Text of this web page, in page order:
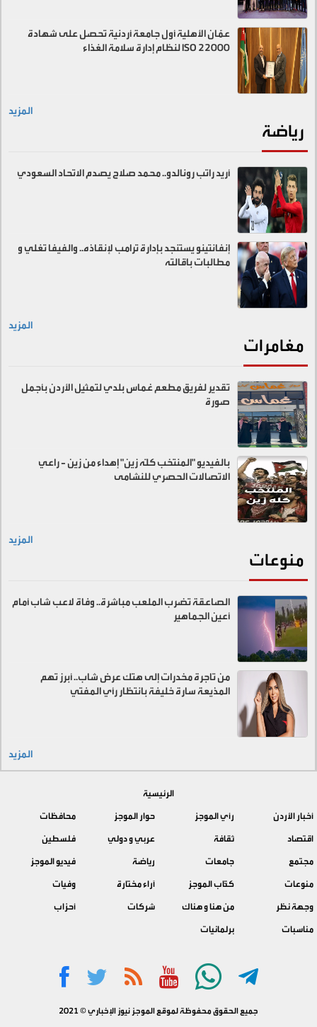
عمّان الأهلية أول جامعة أردنية تحصل على شهادة
ISO 22000 لنظام إدارة سلامة الغذاء
المزيد
رياضة
أريد راتب رونالدو.. محمد صلاح يصدم الاتحاد السعودي
إنفانتينو يستنجد بإدارة ترامب لإنقاذه.. والفيفا تغلي و
مطالبات باقالته
المزيد
مغامرات
تقدير لفريق مطعم غماس بلدي لتمثيل الأردن بأجمل
صورة
بالفيديو "المنتخب كلّه زين" إهداء من زين - راعي
الاتصالات الحصري للنشامى
المزيد
منوعات
الصاعقة تضرب الملعب مباشرة.. وفاة لاعب شاب أمام
أعين الجماهير
من تاجرة مخدرات إلى هتك عرض شاب.. أبرز تهم
المذيعة سارة خليفة بانتظار رأي المفتي
المزيد
الرئيسية
أخبار الأردن
رأي الموجز حوار الموجز
محافظات
اقتصاد
ثقافة عربي و دولي
فلسطين
مجتمع
جامعات رياضة
فيديو الموجز
منوعات
كتّاب الموجز آراء مختارة
وفيات
وجهة نظر
من هنا و هناك شركات
أحزاب
مناسبات
برلمانيات
جميع الحقوق محفوظة لموقع الموجز نيوز الإخباري © 2021